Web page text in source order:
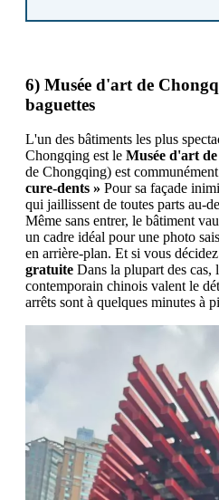
6) Musée d'art de
baguettes
L'un des bâtiments les plus
Chongqing est le Musée d'art
de Chongqing) est
cure-dents » Pour sa façade
qui jaillissent de toutes parts au-
Même sans entrer, le bâtiment
un cadre idéal pour une photo
en arrière-plan. Et si vous
gratuite Dans la plupart des cas,
contemporain chinois valent le
arrêts sont à quelques minutes à